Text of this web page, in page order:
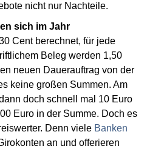
nicht nur Nachteile.
sich im Jahr
Cent berechnet, für jede
Beleg werden 1,50
neuen Dauerauftrag von der
keine großen Summen. Am
doch schnell mal 10 Euro
Euro in der Summe. Doch es
Denn viele Banken
an und offerieren